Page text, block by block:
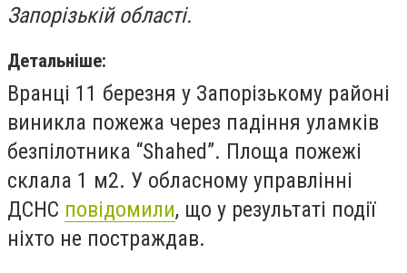
Запорізькій області.
Детальніше:
Вранці 11 березня у Запорізькому районі
виникла пожежа через падіння уламків
безпілотника “Shahed”. Площа пожежі
склала 1 м2. У обласному управлінні
ДСНС повідомили, що у результаті події
ніхто не постраждав.